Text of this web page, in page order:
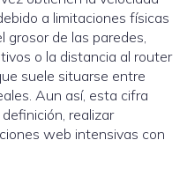
a limitaciones físicas
grosor de las paredes,
o la distancia al router
suele situarse entre
Aun así, esta cifra
realizar
web intensivas con